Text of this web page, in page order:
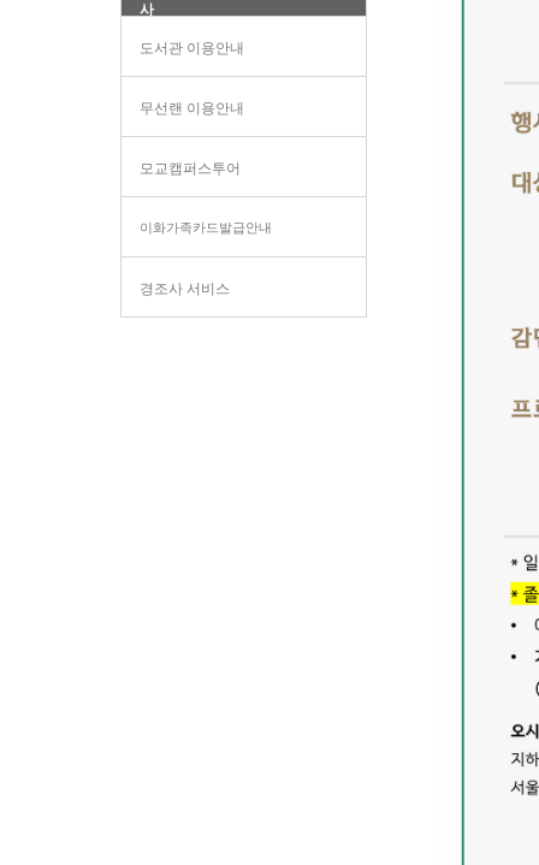
사
도서관 이용안내
무선랜 이용안내
모교캠퍼스투어
이화가족카드발급안내
경조사 서비스